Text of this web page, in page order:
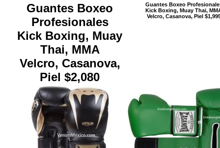
Guantes Boxeo
Profesionales
Kick Boxing, Muay
Thai, MMA
Velcro, Casanova,
Piel $2,080
Guantes Boxeo
Kick Boxing, Muay Thai,
Velcro, Casanova, Piel